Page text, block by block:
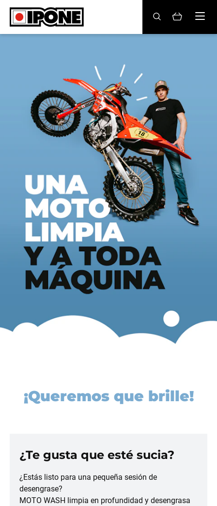
Ipone
MANTENIMIENTO
LIFESTYLE
LA MARCA
Mi cuenta
ES EN DE IT FR BE
¡Queremos que brille!
¿Te gusta que esté sucia?
¿Estás listo para una pequeña sesión de
desengrase?
MOTO WASH limpia en profundidad y desengrasa